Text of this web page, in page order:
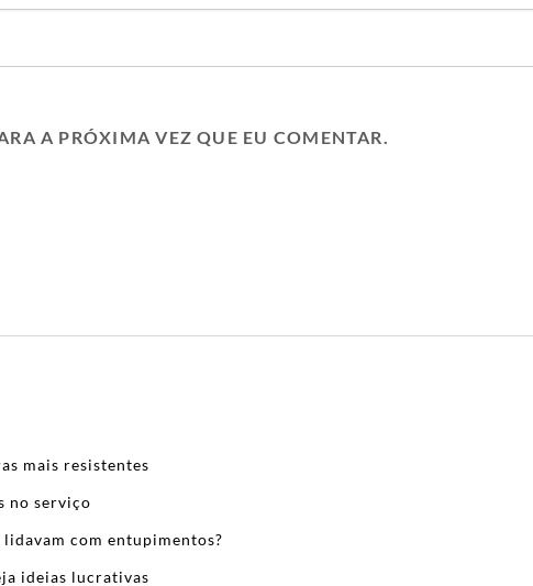
A PRÓXIMA VEZ QUE EU COMENTAR.
mais resistentes
no serviço
com entupimentos?
ideias lucrativas